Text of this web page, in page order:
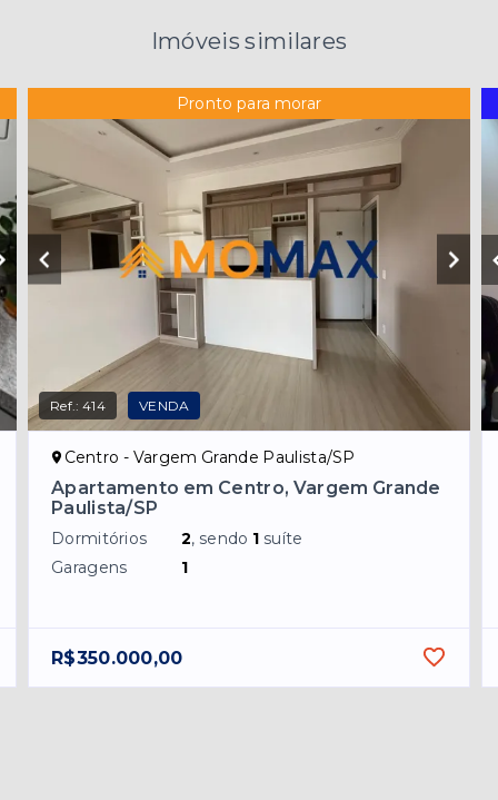
Imóveis similares
Pronto para morar
Ref.:414 VENDA
Centro - Vargem Grande Paulista/SP
Apartamento em Centro, Vargem Grande
Paulista/SP
Dormitórios 2, sendo 1 suíte
Garagens
1
R$350.000,00